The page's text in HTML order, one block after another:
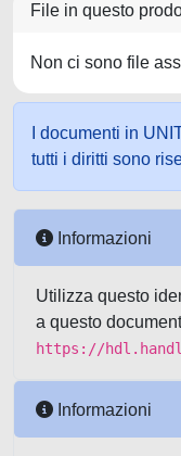
File in questo
Non ci sono file
I documenti in
tutti i diritti sono
Informazioni
Utilizza questo
a questo
https://
Informazioni